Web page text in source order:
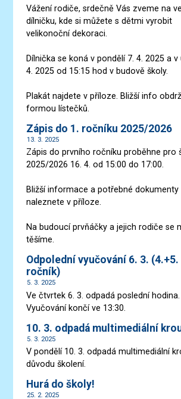
Vážení rodiče, srdečně Vás zveme na
dílničku, kde si můžete s dětmi vyrobit
velikonoční dekoraci.
Dílnička se koná v pondělí 7. 4. 2025 a v
4. 2025 od 15:15 hod v budově školy.
Plakát najdete v příloze. Bližší info
formou lístečků.
Zápis do 1. ročníku 2025/2026
13. 3. 2025
Zápis do prvního ročníku proběhne pro
2025/2026 16. 4. od 15:00 do 17:00.
Bližší informace a potřebné dokumenty
naleznete v příloze.
Na budoucí prvňáčky a jejich rodiče se
těšíme.
Odpolední vyučování 6. 3. (4.+5.
ročník)
5. 3. 2025
Ve čtvrtek 6. 3. odpadá poslední hodina.
Vyučování končí ve 13:30.
10. 3. odpadá multimediální
5. 3. 2025
V pondělí 10. 3. odpadá multimediální
důvodu školení.
Hurá do školy!
25. 2. 2025